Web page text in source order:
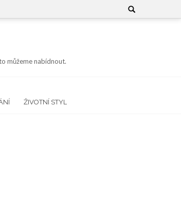
Search
for:
můžeme nabídnout.
ŽIVOTNÍ STYL